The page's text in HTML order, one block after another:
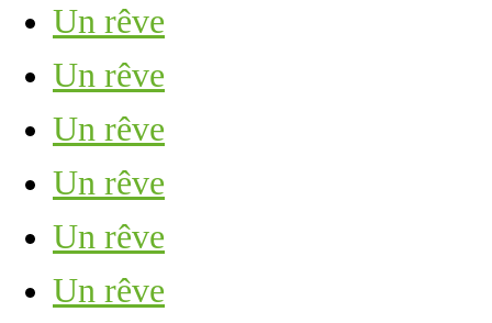
Un rêve
Un rêve
Un rêve
Un rêve
Un rêve
Un rêve